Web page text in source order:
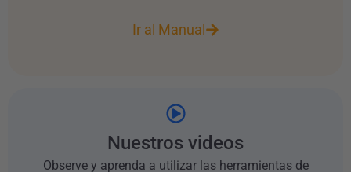
Ir al Manual
Nuestros videos
Observe y aprenda a utilizar las herramientas de